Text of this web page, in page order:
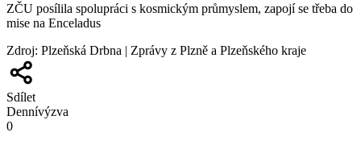
ZČU posílila spolupráci s kosmickým průmyslem, zapojí se třeba do
mise na Enceladus
Zdroj: Plzeňská Drbna | Zprávy z Plzně a Plzeňského kraje
Sdílet
Dennívýzva
0